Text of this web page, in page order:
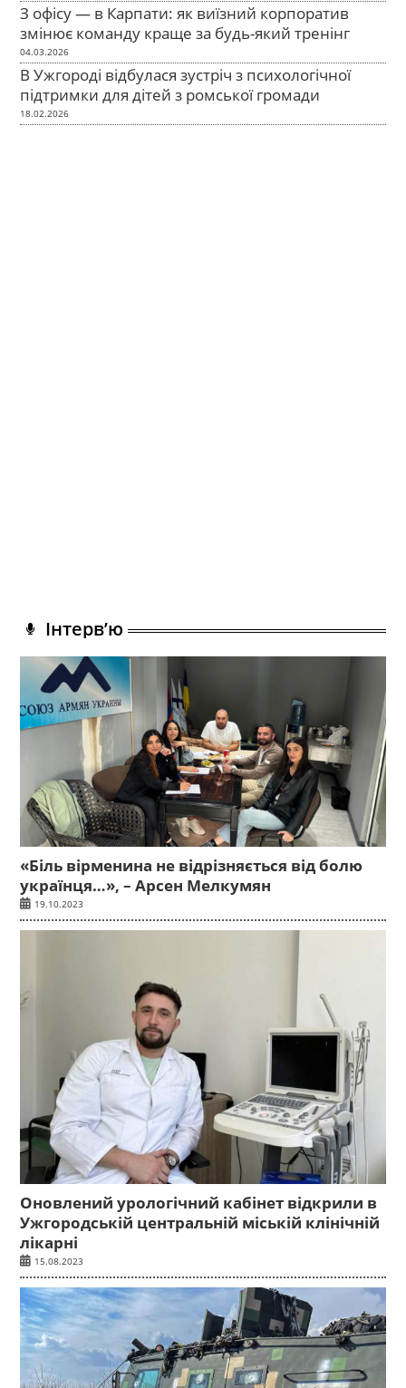
З офісу — в Карпати: як виїзний корпоратив
змінює команду краще за будь-який тренінг
04.03.2026
В Ужгороді відбулася зустріч з психологічної
підтримки для дітей з ромської громади
18.02.2026
Інтерв’ю
«Біль вірменина не відрізняється від болю
українця…», – Арсен Мелкумян
19.10.2023
Оновлений урологічний кабінет відкрили в
Ужгородській центральній міській клінічній
лікарні
15.08.2023